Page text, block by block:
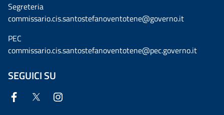
Segreteria
commissario.cis.santostefanoventotene@governo.it
PEC
commissario.cis.santostefanoventotene@pec.governo.it
SEGUICI SU